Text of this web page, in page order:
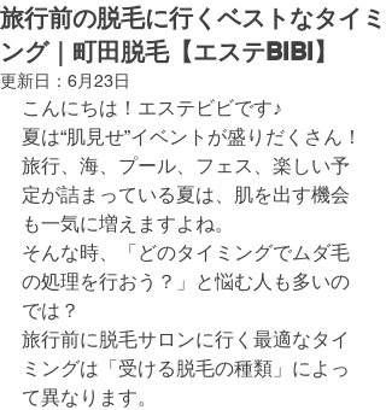
旅行前の脱毛に行くベストなタイミ
ング｜町田脱毛【エステBIBI】
更新日： 6月23日
こんにちは！エステビビです♪
夏は“肌見せ”イベントが盛りだくさん！
旅行、海、プール、フェス、楽しい予
定が詰まっている夏は、肌を出す機会
も一気に増えますよね。
そんな時、「どのタイミングでムダ毛
の処理を行おう？」と悩む人も多いの
では？
旅行前に脱毛サロンに行く最適なタイ
ミングは「受ける脱毛の種類」によっ
て異なります。